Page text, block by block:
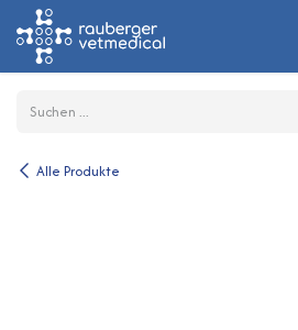
Zum Inhalt springen
Alle Produkte